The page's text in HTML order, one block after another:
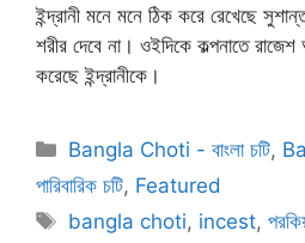
ইন্দ্রানী মনে মনে ঠিক করে রেখেছে
শরীর দেবে না। ওইদিকে কল্পনাতে
করেছে ইন্দ্রানীকে।
Categories
Bangla Choti - বাংলা চটি,
পারিবারিক চটি, Featured
Tags
bangla choti, incest,